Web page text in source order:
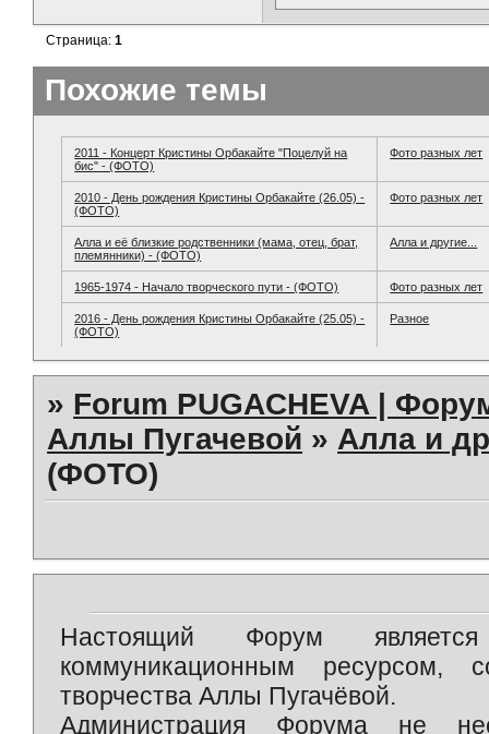
Страница:1
Похожие темы
2011 - Концерт Кристины Орбакайте "Поцелуй на
бис" - (ФОТО)
Фото разных лет
2010 - День рождения Кристины Орбакайте (26.05) -
(ФОТО)
Фото разных лет
Алла и её близкие родственники (мама, отец, брат,
племянники) - (ФОТО)
Алла и другие...
1965-1974 - Начало творческого пути - (ФОТО) Фото разных лет
2016 - День рождения Кристины Орбакайте (25.05) -
(ФОТО)
Разное
» Forum PUGACHEVA |
Аллы Пугачевой » Алла и
(ФОТО)
Настоящий Форум является
коммуникационным ресурсом,
творчества Аллы Пугачёвой.
Администрация Форума не